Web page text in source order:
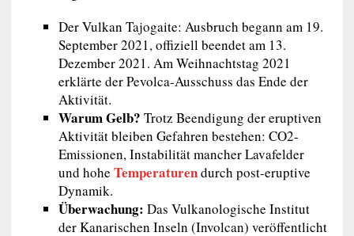
Der Vulkan Tajogaite: Ausbruch begann am 19.
September 2021, offiziell beendet am 13.
Dezember 2021. Am Weihnachtstag 2021
erklärte der Pevolca-Ausschuss das Ende der
Aktivität.
Warum Gelb? Trotz Beendigung der eruptiven
Aktivität bleiben Gefahren bestehen: CO2-
Emissionen, Instabilität mancher Lavafelder
und hohe Temperaturendurch post-eruptive
Dynamik.
Überwachung: Das Vulkanologische Institut
der Kanarischen Inseln (Involcan) veröffentlicht